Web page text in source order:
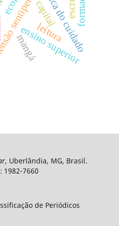
Ética do cuidado
ensino superior
capital
mangáleitura
, Uberlândia, MG, Brasil.
1982-7660
de Periódicos